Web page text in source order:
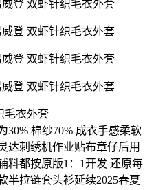
毛衣外套
30% 棉纱70% 成衣手感柔软
达刺绣机作业贴布章仔后用
料都按原版1：1开发 还原每
半拉链套头衫延续2025春夏